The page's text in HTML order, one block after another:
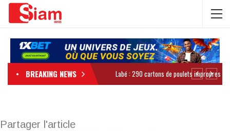
BREAKING NEWS
Partager l'article